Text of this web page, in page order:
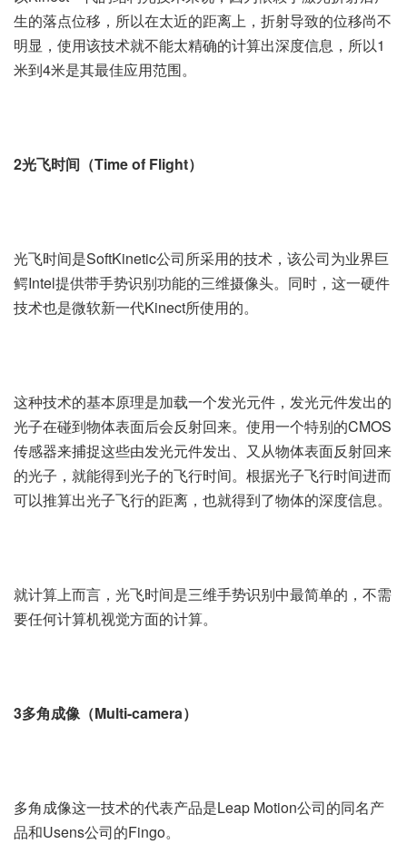
生的落点位移，所以在太近的距离上，折射导致的位移尚不
明显，使用该技术就不能太精确的计算出深度信息，所以1
米到4米是其最佳应用范围。
2光飞时间（Time of Flight）
光飞时间是SoftKinetic公司所采用的技术，该公司为业界巨
鳄Intel提供带手势识别功能的三维摄像头。同时，这一硬件
技术也是微软新一代Kinect所使用的。
这种技术的基本原理是加载一个发光元件，发光元件发出的
光子在碰到物体表面后会反射回来。使用一个特别的CMOS
传感器来捕捉这些由发光元件发出、又从物体表面反射回来
的光子，就能得到光子的飞行时间。根据光子飞行时间进而
可以推算出光子飞行的距离，也就得到了物体的深度信息。
就计算上而言，光飞时间是三维手势识别中最简单的，不需
要任何计算机视觉方面的计算。
3多角成像（Multi-camera）
多角成像这一技术的代表产品是Leap Motion公司的同名产
品和Usens公司的Fingo。